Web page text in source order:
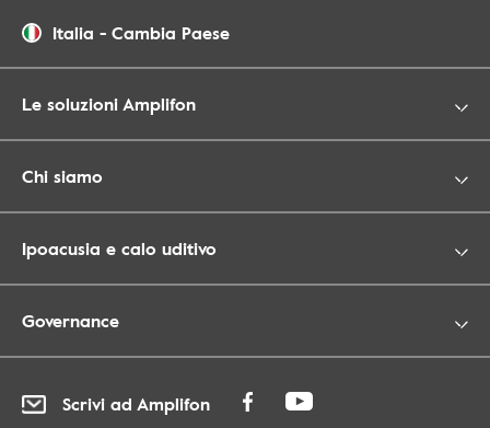
Italia - Cambia Paese
Le soluzioni Amplifon
Chi siamo
Ipoacusia e calo uditivo
Governance
Scrivi ad Amplifon